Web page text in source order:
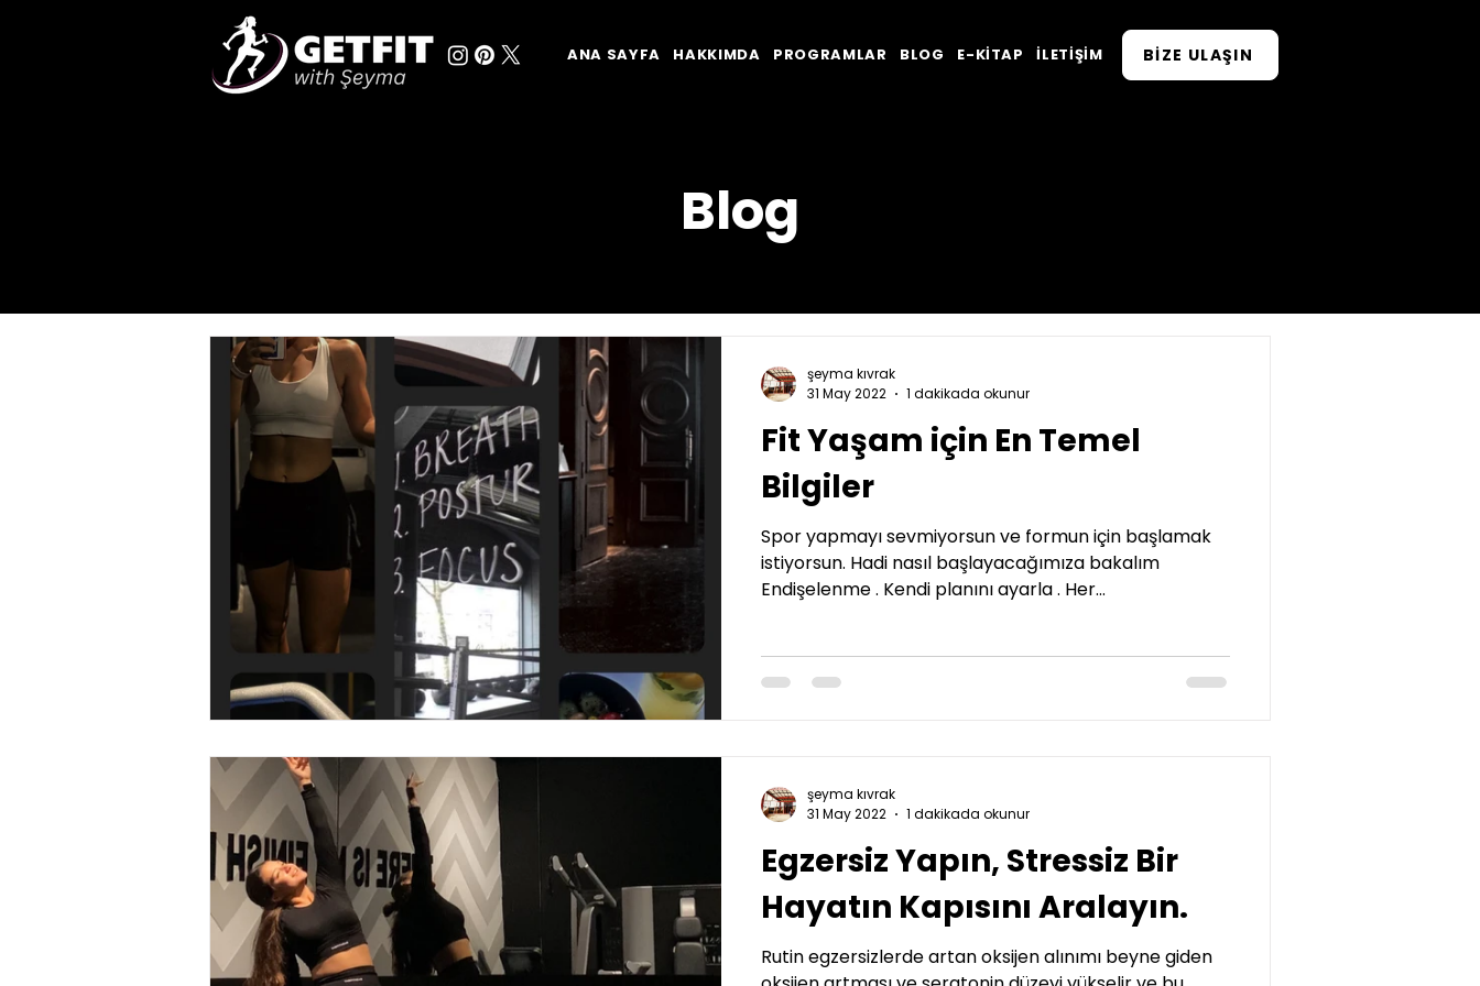
ANA SAYFA HAKKIMDA PROGRAMLAR BLOG E-KITAP İLETIŞIM BİZE ULAŞIN
Blog
Fit Yaşam için En Temel
Bilgiler
Spor yapmayı sevmiyorsun ve formun için başlamak
istiyorsun. Hadi nasıl başlayacağımıza bakalım
Endişelenme . Kendi planını ayarla . Her...
şeyma kıvrak
31 May 2022
1 dakikada okunur
Egzersiz Yapın, Stressiz Bir
Hayatın Kapısını Aralayın.
Rutin egzersizlerde artan oksijen alınımı beyne giden
şeyma kıvrak
31 May 2022
1 dakikada okunur